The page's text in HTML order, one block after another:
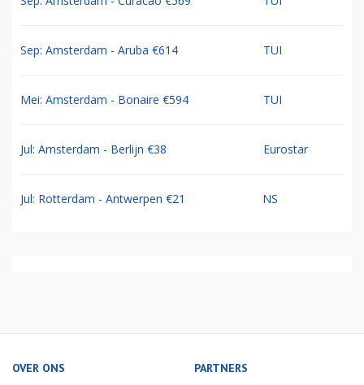
Sep: Amsterdam - Aruba €614 TUI
Mei: Amsterdam - Bonaire €594 TUI
Jul: Amsterdam - Berlijn €38 Eurostar
Jul: Rotterdam - Antwerpen €21 NS
OVER ONS PARTNERS